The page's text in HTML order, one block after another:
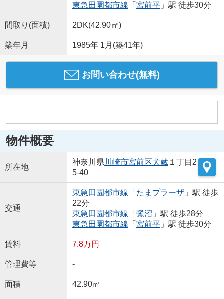
東急田園都市線 「 宮前平」駅 徒歩30分
間取り(面積) 2DK(42.90㎡)
築年月 1985年 1月(築41年)
お問い合わせ(無料)
物件概要
所在地
神奈川県 川崎市宮前区犬蔵１丁目2
5-40
交通
東急田園都市線 「 たまプラーザ」駅 徒歩
22分
東急田園都市線 「 鷺沼 」駅 徒歩28分
東急田園都市線 「 宮前平」駅 徒歩30分
賃料 7.8万円
管理費等 -
面積 42.90㎡